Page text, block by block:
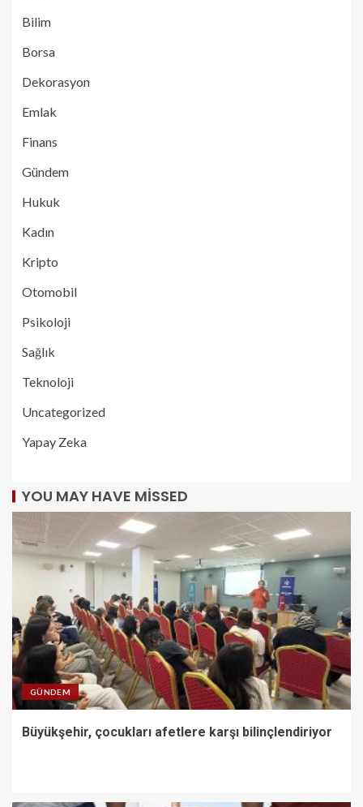
Bilim
Borsa
Dekorasyon
Emlak
Finans
Gündem
Hukuk
Kadın
Kripto
Otomobil
Psikoloji
Sağlık
Teknoloji
Uncategorized
Yapay Zeka
YOU MAY HAVE MISSED
GÜNDEM
Büyükşehir, çocukları afetlere karşı bilinçlendiriyor